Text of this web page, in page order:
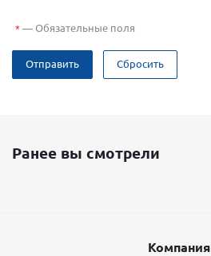
*—Обязательные поля
Отправить Сбросить
Ранее вы смотрели
Компания